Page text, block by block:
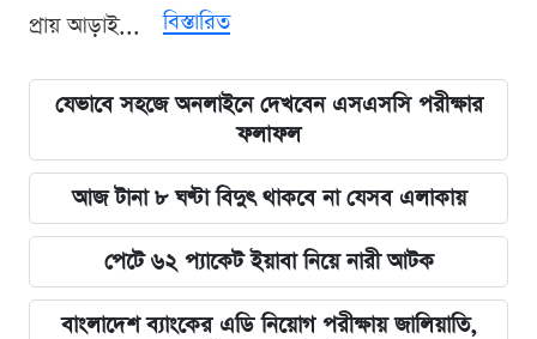
প্রায় আড়াই...
বিস্তারিত
যেভাবে সহজে অনলাইনে দেখবেন এসএসসি পরীক্ষার
ফলাফল
আজ টানা ৮ ঘণ্টা বিদুৎ থাকবে না যেসব এলাকায়
পেটে ৬২ প্যাকেট ইয়াবা নিয়ে নারী আটক
বাংলাদেশ ব্যাংকের এডি নিয়োগ পরীক্ষায় জালিয়াতি,